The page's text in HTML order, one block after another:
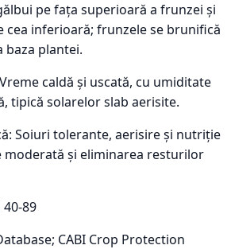
pe fața superioară a frunzei și
cea inferioară; frunzele se brunifică
baza plantei.
Vreme caldă și uscată, cu umiditate
tipică solarelor slab aerisite.
Soiuri tolerante, aerisire și nutriție
moderată și eliminarea resturilor
40-89
CABI Crop Protection